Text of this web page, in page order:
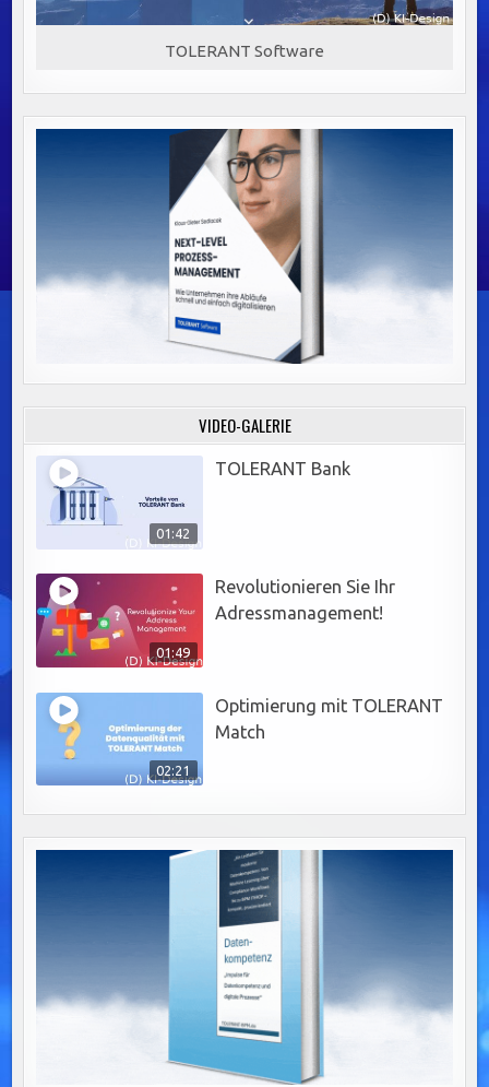
TOLERANT Software
VIDEO-GALERIE
01:42
TOLERANT Bank
01:49
Revolutionieren Sie Ihr
Adressmanagement!
02:21
Optimierung mit TOLERANT
Match